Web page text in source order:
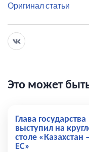
Оригинал статьи
Это может
Глава государства
выступил на
столе «Казахстан –
ЕС»